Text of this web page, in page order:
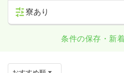
寮あり
条件の保存・新